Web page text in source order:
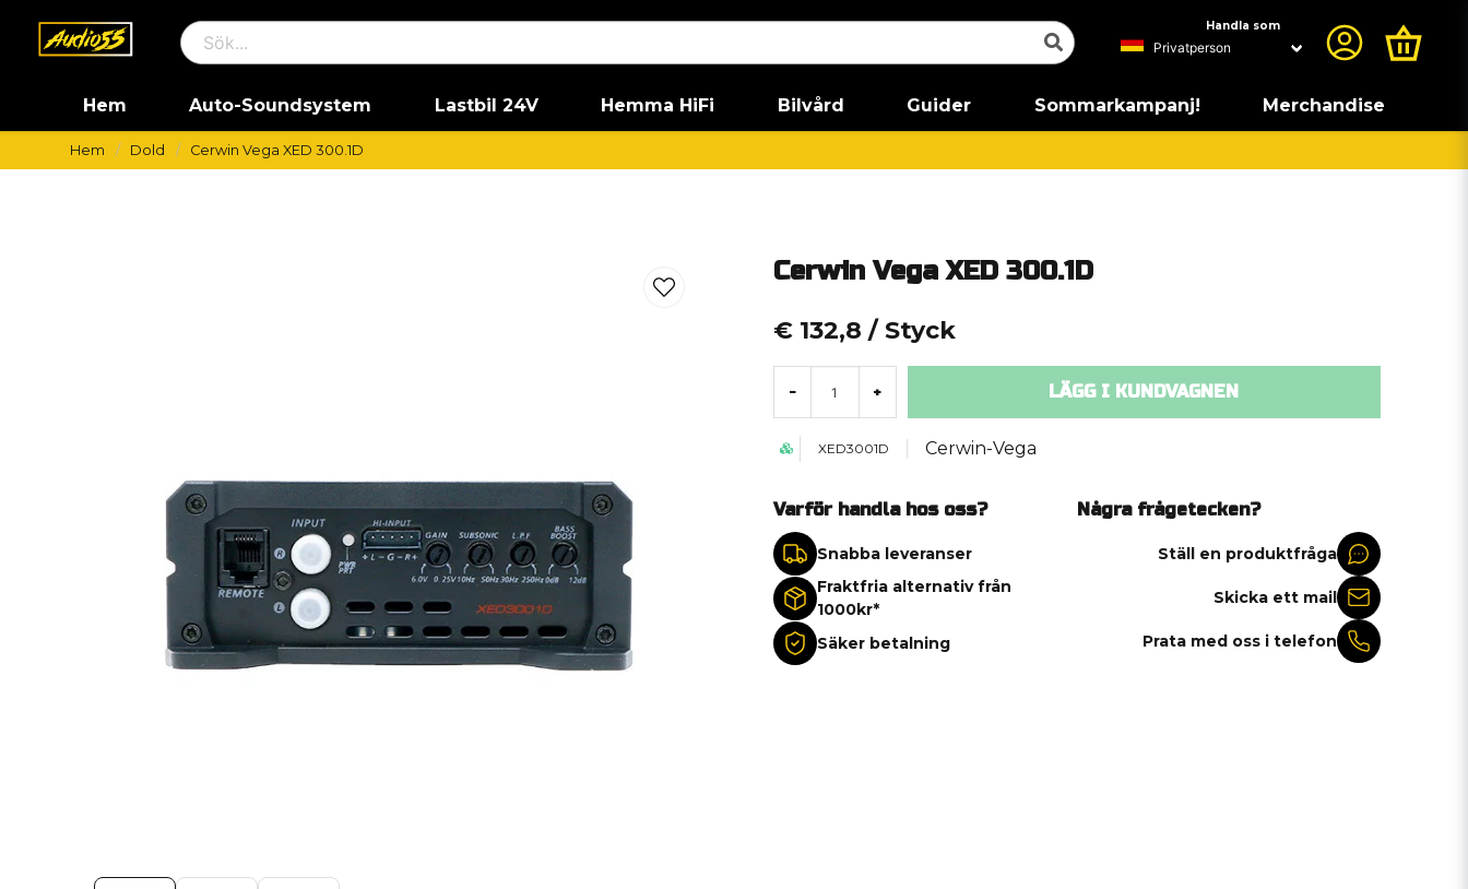
Handla som
Hem Auto-Soundsystem Lastbil 24V Hemma HiFi Bilvård Guider Sommarkampanj! Merchandise
Hem Dold Cerwin Vega XED 300.1D
Cerwin Vega XED 300.1D
€ 132,8 / Styck
- + LÄGG I KUNDVAGNEN
XED3001D Cerwin-Vega
Varför handla hos oss?
Snabba leveranser
Fraktfria alternativ från
1000kr*
Säker betalning
Några frågetecken?
Ställ en produktfråga
Skicka ett mail
Prata med oss i telefon